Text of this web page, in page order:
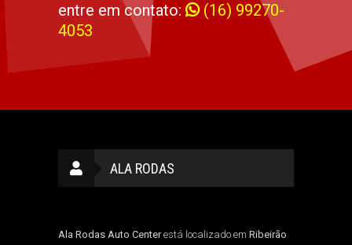
entre em contato:
(16) 99270-
4053
ALA RODAS
Ala Rodas Auto Centerestá localizado em Ribeirão